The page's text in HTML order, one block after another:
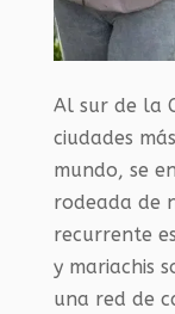
Al sur de la
ciudades
mundo, se
rodeada de
recurrente
y mariachis
una red de